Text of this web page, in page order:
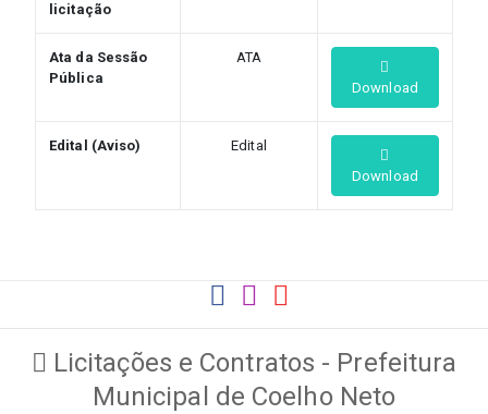
licitação
Ata da Sessão
Pública
ATA
Download
Edital (Aviso)
Edital
Download
Licitações e Contratos - Prefeitura
Municipal de Coelho Neto